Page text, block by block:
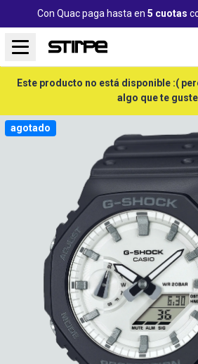
Con Quac paga hasta en 5 cuotas
Este producto no está disponible :(
algo que te guste
agotado